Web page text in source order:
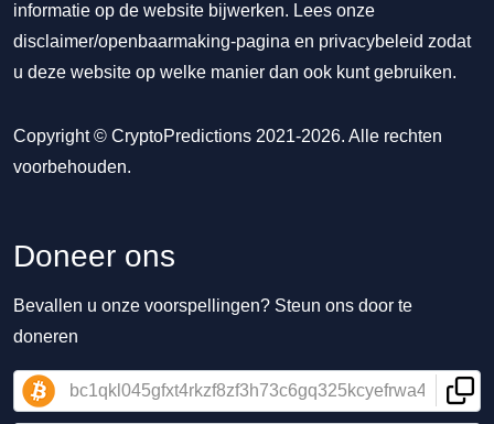
informatie op de website bijwerken. Lees onze
disclaimer/openbaarmaking-pagina en privacybeleid zodat
u deze website op welke manier dan ook kunt gebruiken.
Copyright © CryptoPredictions 2021-2026. Alle rechten
voorbehouden.
Doneer ons
Bevallen u onze voorspellingen? Steun ons door te
doneren